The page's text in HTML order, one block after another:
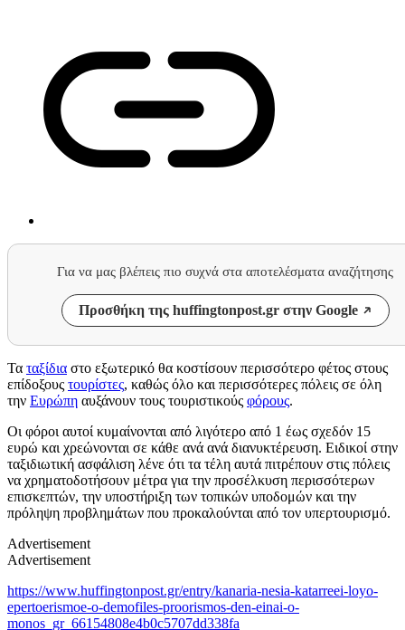
Για να μας βλέπεις πιο συχνά στα αποτελέσματα αναζήτησης
Προσθήκη της huffingtonpost.gr στην Google
Τα ταξίδια στο εξωτερικό θα κοστίσουν περισσότερο φέτος στους
επίδοξους τουρίστες, καθώς όλο και περισσότερες πόλεις σε όλη
την Ευρώπη αυξάνουν τους τουριστικούς φόρους.
Οι φόροι αυτοί κυμαίνονται από λιγότερο από 1 έως σχεδόν 15
ευρώ και χρεώνονται σε κάθε ανά ανά διανυκτέρευση. Ειδικοί στην
ταξιδιωτική ασφάλιση λένε ότι τα τέλη αυτά πιτρέπουν στις πόλεις
να χρηματοδοτήσουν μέτρα για την προσέλκυση περισσότερων
επισκεπτών, την υποστήριξη των τοπικών υποδομών και την
πρόληψη προβλημάτων που προκαλούνται από τον υπερτουρισμό.
Advertisement
Advertisement
https://www.huffingtonpost.gr/entry/kanaria-nesia-katarreei-loyo-
epertoerismoe-o-demofiles-proorismos-den-einai-o-
monos_gr_66154808e4b0c5707dd338fa